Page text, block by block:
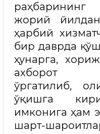
жорий
ҳарбий
бир даврда
ҳунарга,
ахборот
ўргатилиб,
ўқишга
имконига ҳам
шарт-